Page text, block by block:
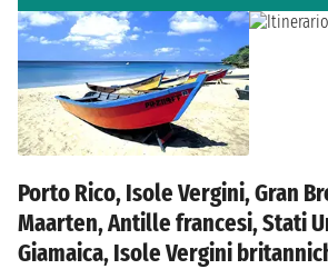
Porto Rico, Isole Vergini, Gran
Maarten, Antille francesi, Stati
Giamaica, Isole Vergini